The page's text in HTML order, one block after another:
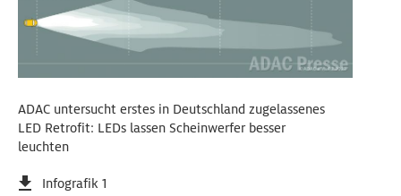
ADAC untersucht erstes in Deutschland zugelassenes
LED Retrofit: LEDs lassen Scheinwerfer besser
leuchten
Infografik 1